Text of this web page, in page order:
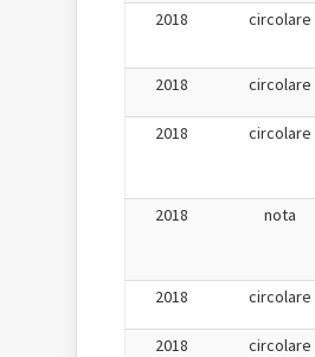
2018
circolare
2018
circolare
2018
circolare
2018
nota
2018
circolare
2018
circolare